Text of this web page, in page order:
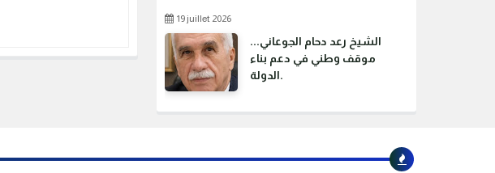
19 juillet 2026
الشيخ رعد دحام الجوعاني...
موقف وطني في دعم بناء
الدولة.